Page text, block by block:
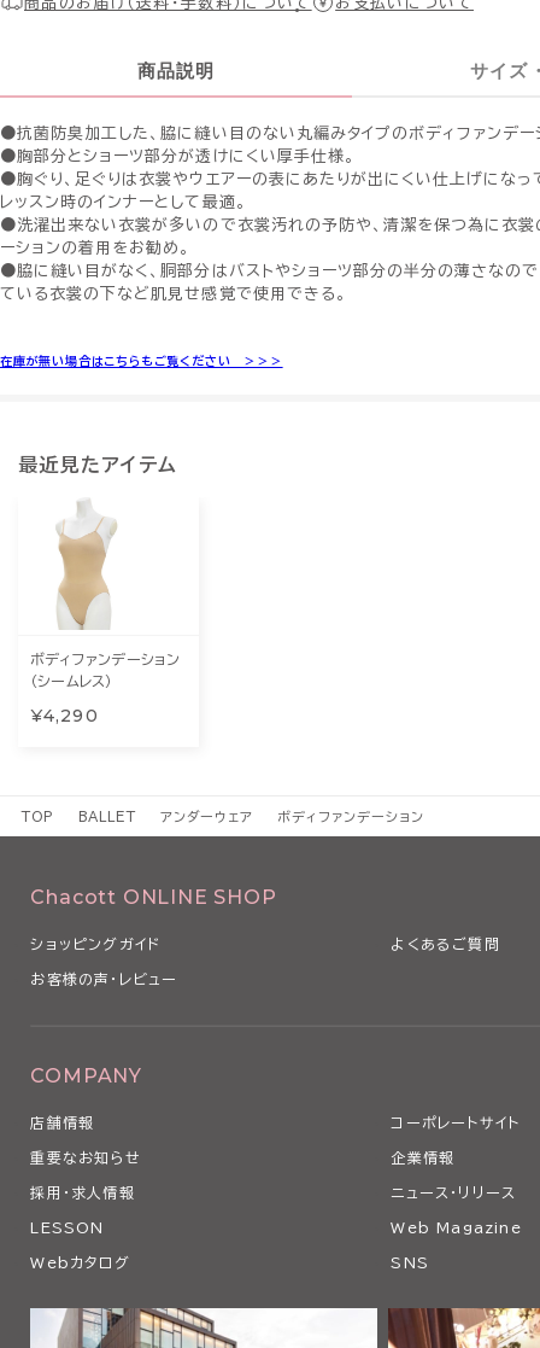
商品説明 サイズ
●抗菌防臭加工した、脇に縫い目のない丸編みタイプのボディファンデー
●胸部分とショーツ部分が透けにくい厚手仕様。
●胸ぐり、足ぐりは衣裳やウエアーの表にあたりが出にくい仕上げになっ
レッスン時のインナーとして最適。
●洗濯出来ない衣裳が多いので衣裳汚れの予防や、清潔を保つ為に衣裳
ーションの着用をお勧め。
●脇に縫い目がなく、胴部分はバストやショーツ部分の半分の薄さなので
ている衣裳の下など肌見せ感覚で使用できる。
在庫が無い場合はこちらもご覧ください ＞＞＞
最近見たアイテム
ボディファンデーション
（シームレス）
¥4,290
TOP BALLET アンダーウェア ボディファンデーション
Chacott ONLINE SHOP
ショッピングガイド よくあるご質問
お客様の声・レビュー
COMPANY
店舗情報 コーポレートサイト
重要なお知らせ 企業情報
採用・求人情報 ニュース・リリース
LESSON Web Magazine
Webカタログ SNS